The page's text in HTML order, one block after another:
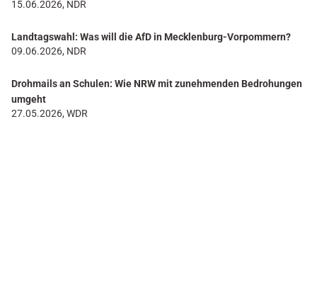
15.06.2026, NDR
Landtagswahl: Was will die AfD in Mecklenburg-Vorpommern?
09.06.2026, NDR
Drohmails an Schulen: Wie NRW mit zunehmenden Bedrohungen
umgeht
27.05.2026, WDR